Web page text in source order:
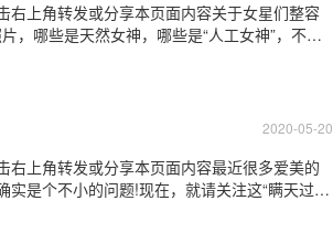
右上角转发或分享本页面内容关于女星们整容
，哪些是天然女神，哪些是“人工女神”，不用
2020-05-20
右上角转发或分享本页面内容最近很多爱美的
是个不小的问题!现在，就请关注这“瞒天过